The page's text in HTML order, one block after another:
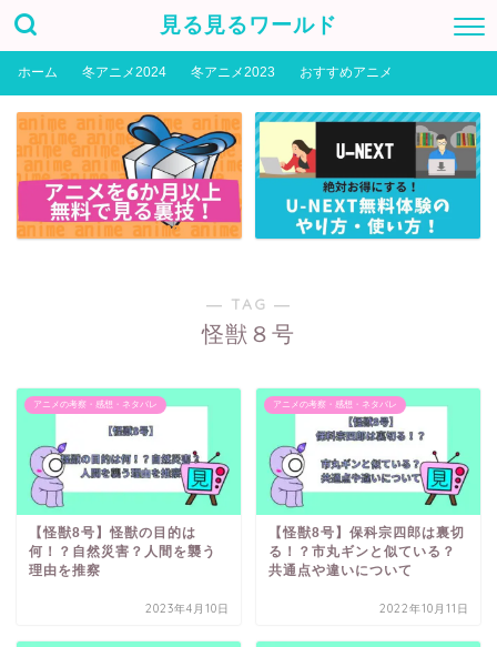
見る見るワールド
ホーム 冬アニメ2024 冬アニメ2023 おすすめアニメ
― TAG ―
怪獣８号
アニメの考察・感想・ネタバレ
【怪獣8号】怪獣の目的は
何！？自然災害？人間を襲う
理由を推察
2023年4月10日
アニメの考察・感想・ネタバレ
【怪獣8号】保科宗四郎は裏切
る！？市丸ギンと似ている？
共通点や違いについて
2022年10月11日